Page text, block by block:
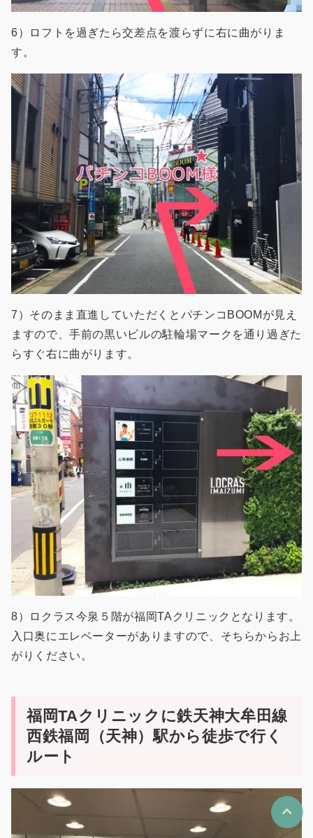
6）ロフトを過ぎたら交差点を渡らずに右に曲がりま
す。
7）そのまま直進していただくとパチンコBOOMが見え
ますので、手前の黒いビルの駐輪場マークを通り過ぎた
らすぐ右に曲がります。
8）ロクラス今泉５階が福岡TAクリニックとなります。
入口奥にエレベーターがありますので、そちらからお上
がりください。
福岡TAクリニックに鉄天神大牟田線
西鉄福岡（天神）駅から徒歩で行く
ルート